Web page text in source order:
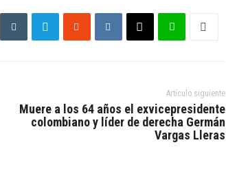
Artículo siguiente
Muere a los 64 años el exvicepresidente
colombiano y líder de derecha Germán
Vargas Lleras